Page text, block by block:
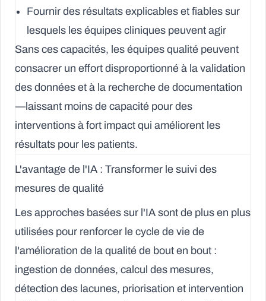
Fournir des résultats explicables et fiables sur
lesquels les équipes cliniques peuvent agir
Sans ces capacités, les équipes qualité peuvent
consacrer un effort disproportionné à la validation
des données et à la recherche de documentation
—laissant moins de capacité pour des
interventions à fort impact qui améliorent les
résultats pour les patients.
L'avantage de l'IA : Transformer le suivi des
mesures de qualité
Les approches basées sur l'IA sont de plus en plus
utilisées pour renforcer le cycle de vie de
l'amélioration de la qualité de bout en bout :
ingestion de données, calcul des mesures,
détection des lacunes, priorisation et intervention